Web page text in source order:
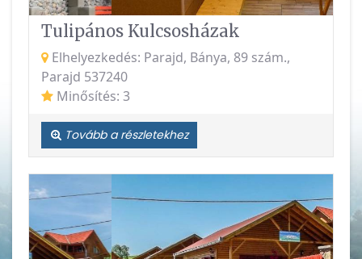
Tulipános Kulcsosházak
Elhelyezkedés: Parajd, Bánya, 89 szám.,
Parajd 537240
Minősítés: 3
Tovább a részletekhez